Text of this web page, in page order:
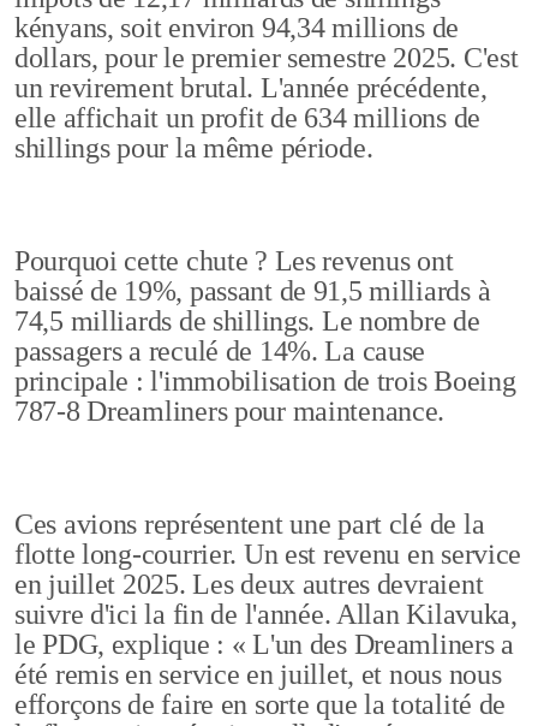
kényans, soit environ 94,34 millions de
dollars, pour le premier semestre 2025. C'est
un revirement brutal. L'année précédente,
elle affichait un profit de 634 millions de
shillings pour la même période.
Pourquoi cette chute ? Les revenus ont
baissé de 19%, passant de 91,5 milliards à
74,5 milliards de shillings. Le nombre de
passagers a reculé de 14%. La cause
principale : l'immobilisation de trois Boeing
787-8 Dreamliners pour maintenance.
Ces avions représentent une part clé de la
flotte long-courrier. Un est revenu en service
en juillet 2025. Les deux autres devraient
suivre d'ici la fin de l'année. Allan Kilavuka,
le PDG, explique : « L'un des Dreamliners a
été remis en service en juillet, et nous nous
efforçons de faire en sorte que la totalité de